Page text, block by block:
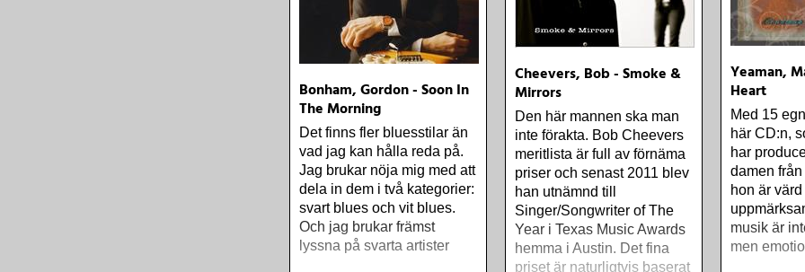
Bonham, Gordon - Soon In
The Morning
Det finns fler bluesstilar än
vad jag kan hålla reda på.
Jag brukar nöja mig med att
dela in dem i två kategorier:
svart blues och vit blues.
Och jag brukar främst
lyssna på svarta artister
Cheevers, Bob - Smoke &
Mirrors
Den här mannen ska man
inte förakta. Bob Cheevers
meritlista är full av förnäma
priser och senast 2011 blev
han utnämnd till
Singer/Songwriter of The
Year i Texas Music Awards
hemma i Austin. Det fina
priset är naturligtvis baserat
Yeaman,
Heart
Med 15
här CD:n,
har
damen
hon är
musik är
men